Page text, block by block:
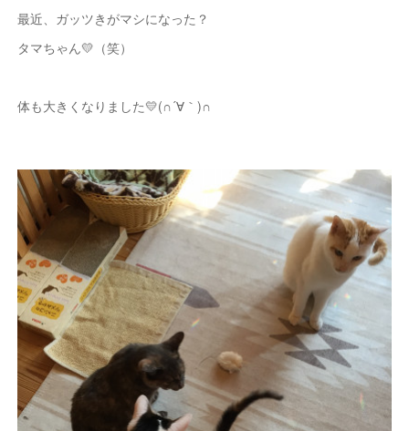
最近、ガッツきがマシになった？
タマちゃん💛（笑）
体も大きくなりました💛(∩´∀｀)∩